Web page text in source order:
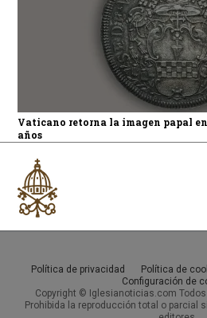
Vaticano retorna la imagen papal
años
Política de privacidad Política de
Configuración de
Copyright © Iglesianoticias.com
Prohibida la reproducción total o parcial